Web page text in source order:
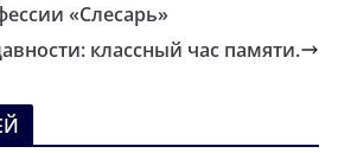
«Слесарь»
классный час памяти.